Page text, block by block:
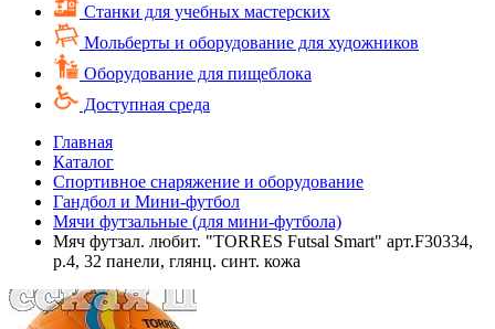
Cтанки для учебных мастерских
Мольберты и оборудование для художников
Оборудование для пищеблока
Доступная среда
Главная
Каталог
Спортивное снаряжение и оборудование
Гандбол и Мини-футбол
Мячи футзальные (для мини-футбола)
Мяч футзал. любит. "TORRES Futsal Smart" арт.F30334,
р.4, 32 панели, глянц. синт. кожа